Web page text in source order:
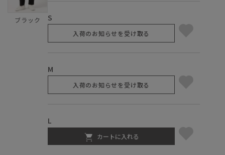
ブラック S
入荷のお知らせを受け取る
M
入荷のお知らせを受け取る
L
カートに入れる